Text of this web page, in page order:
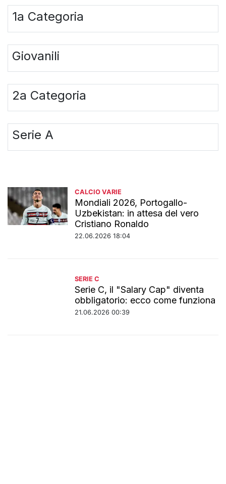
1a Categoria
Giovanili
2a Categoria
Serie A
CALCIO VARIE
Mondiali 2026, Portogallo-
Uzbekistan: in attesa del vero
Cristiano Ronaldo
22.06.2026 18:04
SERIE C
Serie C, il "Salary Cap" diventa
obbligatorio: ecco come funziona
21.06.2026 00:39